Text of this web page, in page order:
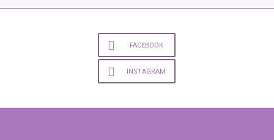
FACEBOOK
INSTAGRAM